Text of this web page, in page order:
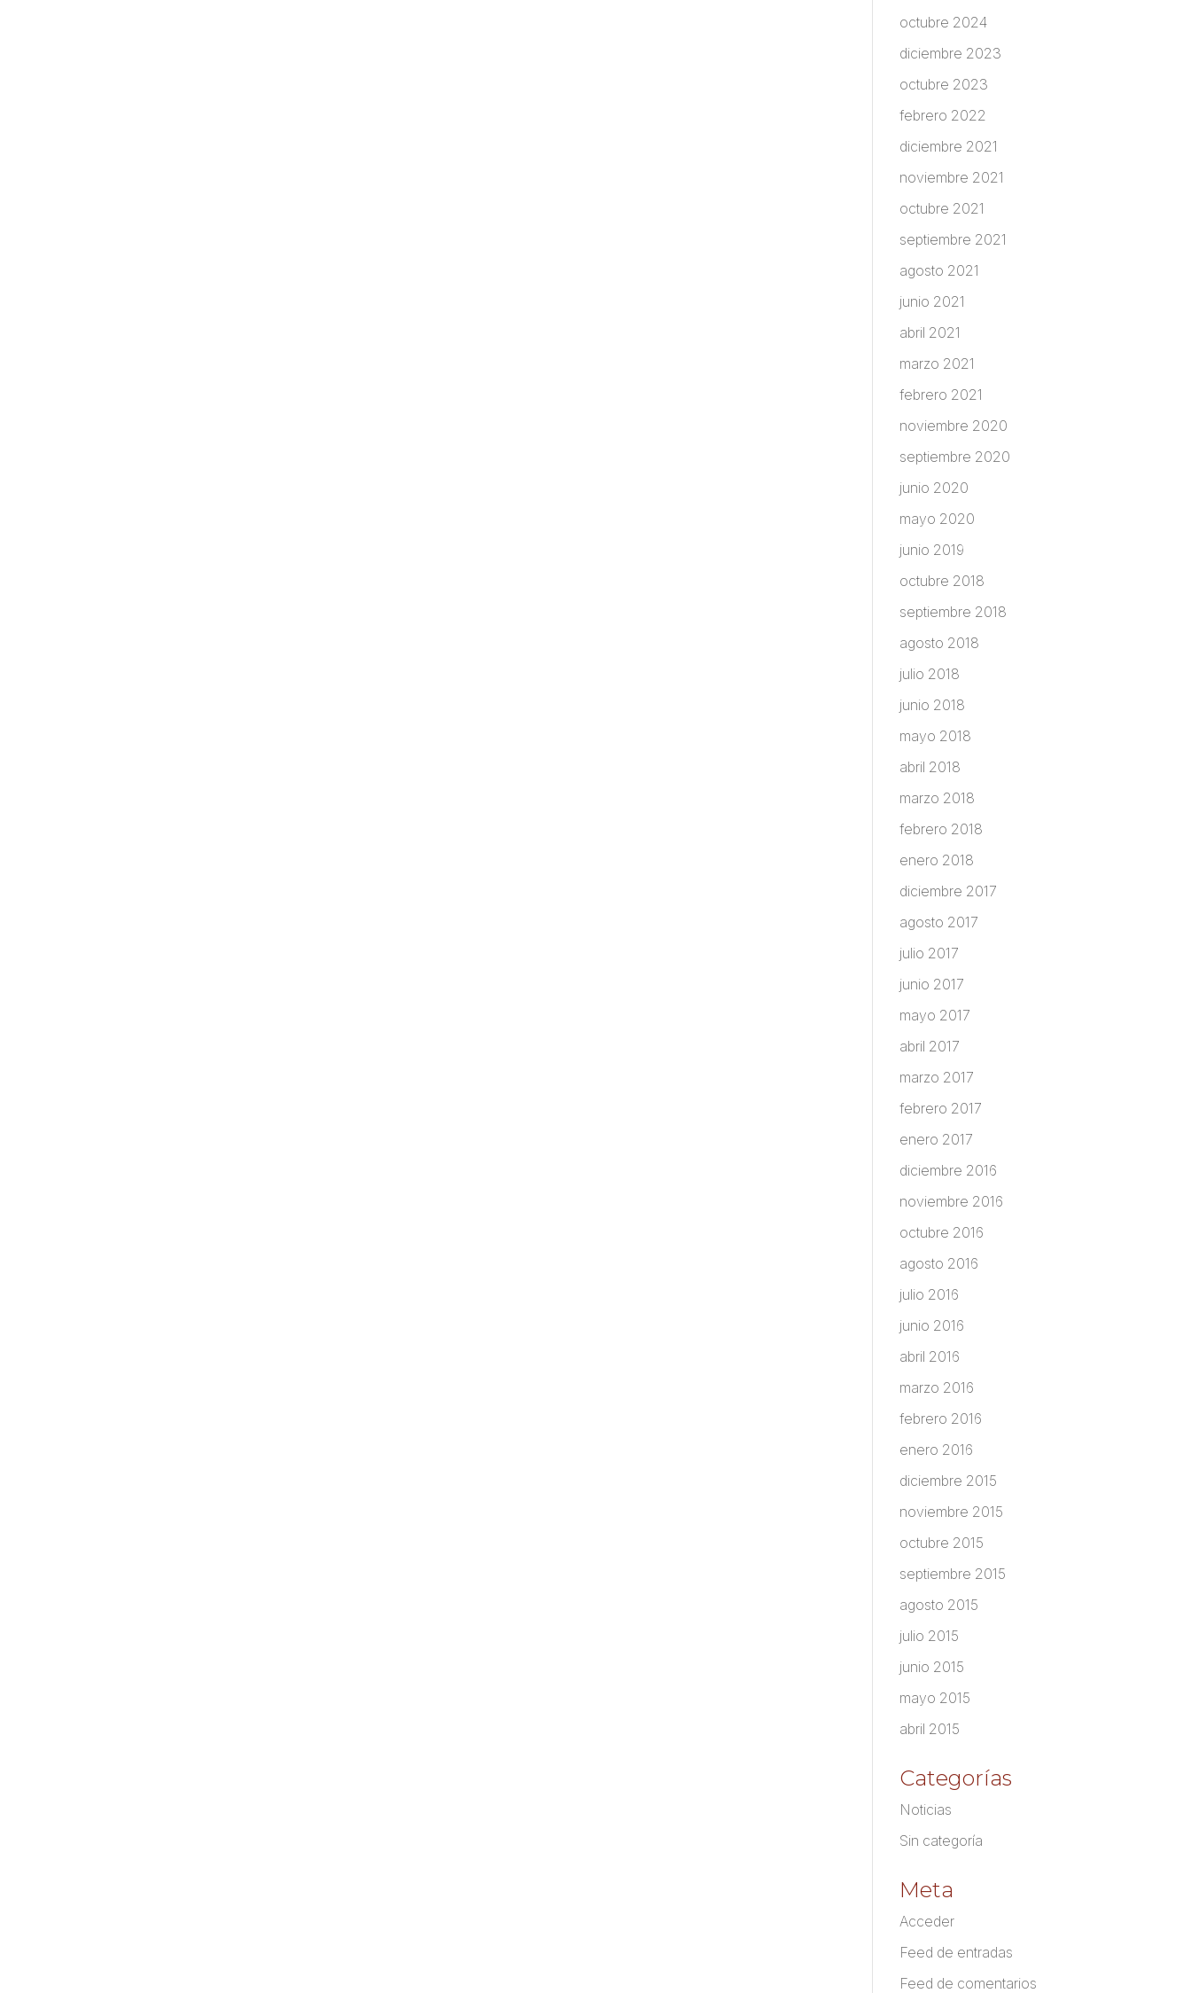
octubre 2024
diciembre 2023
octubre 2023
febrero 2022
diciembre 2021
noviembre 2021
octubre 2021
septiembre 2021
agosto 2021
junio 2021
abril 2021
marzo 2021
febrero 2021
noviembre 2020
septiembre 2020
junio 2020
mayo 2020
junio 2019
octubre 2018
septiembre 2018
agosto 2018
julio 2018
junio 2018
mayo 2018
abril 2018
marzo 2018
febrero 2018
enero 2018
diciembre 2017
agosto 2017
julio 2017
junio 2017
mayo 2017
abril 2017
marzo 2017
febrero 2017
enero 2017
diciembre 2016
noviembre 2016
octubre 2016
agosto 2016
julio 2016
junio 2016
abril 2016
marzo 2016
febrero 2016
enero 2016
diciembre 2015
noviembre 2015
octubre 2015
septiembre 2015
agosto 2015
julio 2015
junio 2015
mayo 2015
abril 2015
Categorías
Noticias
Sin categoría
Meta
Acceder
Feed de entradas
Feed de comentarios